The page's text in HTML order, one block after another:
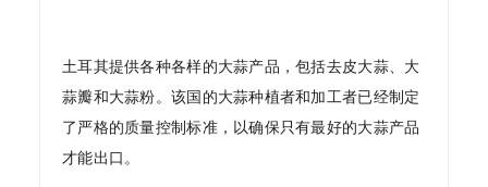
土耳其提供各种各样的大蒜产品，包括去皮大蒜、大
蒜瓣和大蒜粉。该国的大蒜种植者和加工者已经制定
了严格的质量控制标准，以确保只有最好的大蒜产品
才能出口。